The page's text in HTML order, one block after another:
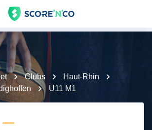
Clubs
Haut-Rhin
U11 M1